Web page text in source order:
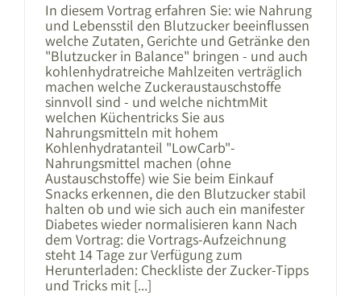
In diesem Vortrag erfahren Sie: wie Nahrung
und Lebensstil den Blutzucker beeinflussen
welche Zutaten, Gerichte und Getränke den
"Blutzucker in Balance" bringen - und auch
kohlenhydratreiche Mahlzeiten verträglich
machen welche Zuckeraustauschstoffe
sinnvoll sind - und welche nichtmMit
welchen Küchentricks Sie aus
Nahrungsmitteln mit hohem
Kohlenhydratanteil "LowCarb"-
Nahrungsmittel machen (ohne
Austauschstoffe) wie Sie beim Einkauf
Snacks erkennen, die den Blutzucker stabil
halten ob und wie sich auch ein manifester
Diabetes wieder normalisieren kann Nach
dem Vortrag: die Vortrags-Aufzeichnung
steht 14 Tage zur Verfügung zum
Herunterladen: Checkliste der Zucker-Tipps
und Tricks mit [...]